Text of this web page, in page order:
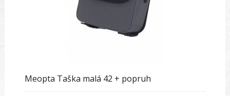
Meopta Taška malá 42 + popruh